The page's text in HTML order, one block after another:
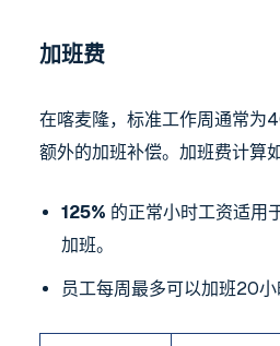
加班费
在喀麦隆，标准工作周通常为
额外的加班补偿。加班费计算如
125% 的正常小时工资适用
加班。
员工每周最多可以加班20小